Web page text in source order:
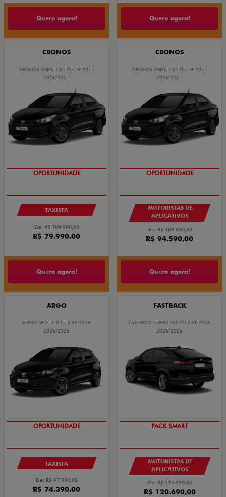
Quero agora! Quero agora!
CRONOS
CRONOS DRIVE 1.0 FLEX 4P 2027
2026/2027
OPORTUNIDADE
TAXISTA
De: R$ 109.990,00
R$ 79.990,00
Quero agora!
CRONOS
CRONOS DRIVE 1.0 FLEX 4P 2027
2026/2027
OPORTUNIDADE
MOTORISTAS DE
APLICATIVOS
De: R$ 109.990,00
R$ 94.590,00
Quero agora!
ARGO
ARGO DRIVE 1.0 FLEX 4P 2026
2026/2026
OPORTUNIDADE
TAXISTA
De: R$ 97.990,00
R$ 74.390,00
FASTBACK
FASTBACK TURBO 200 FLEX AT 2026
2026/2026
PACK SMART
MOTORISTAS DE
APLICATIVOS
De: R$ 126.990,00
R$ 120.690,00